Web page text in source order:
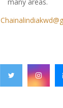
many areas.